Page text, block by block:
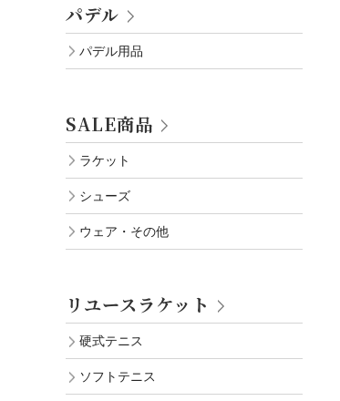
パデル
パデル用品
SALE商品
ラケット
シューズ
ウェア・その他
リユースラケット
硬式テニス
ソフトテニス